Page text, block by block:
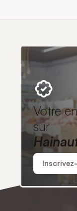
Votre
sur